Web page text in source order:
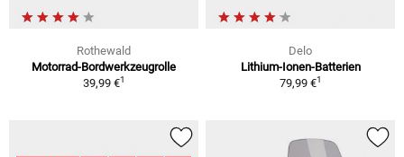
Rothewald
Motorrad-Bordwerkzeugrolle
39,99 €1
Delo
Lithium-Ionen-Batterien
79,99 €1